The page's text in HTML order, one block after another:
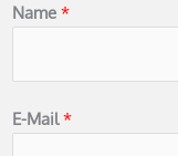
Name *
E-Mail*